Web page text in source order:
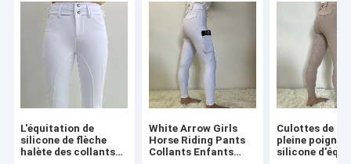
L'équitation de
silicone de flèche
halète des collants
White Arrow Girls
Horse Riding Pants
Collants Enfants
Culottes de
pleine poignée
silicone